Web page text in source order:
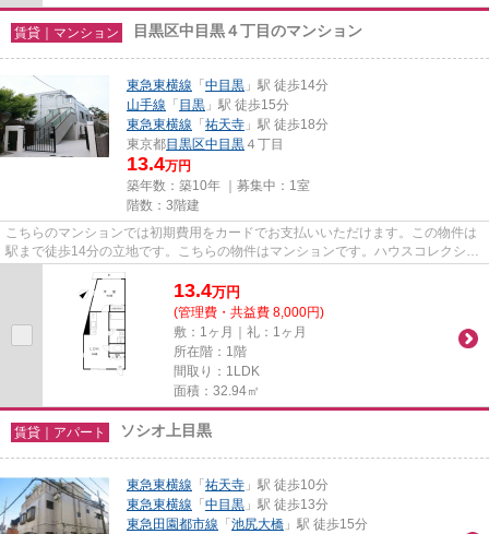
賃貸｜マンション 目黒区中目黒４丁目のマンション
東急東横線 「中目黒 」駅 徒歩14分
山手線 「目黒 」駅 徒歩15分
東急東横線 「祐天寺 」駅 徒歩18分
東京都目黒区中目黒 ４丁目
13.4万円
築年数：築10年 ｜募集中： 1室
階数：3階建
こちらのマンションでは初期費用をカードでお支払いいただけます。この物件は
駅まで徒歩14分の立地です。こちらの物件はマンションです。ハウスコレクショ
ンの紹介している物件が気に...
13.4万円
(管理費・共益費 8,000円)
敷：1ヶ月｜礼：1ヶ月
所在階：1階
間取り：1LDK
面積：32.94㎡
賃貸｜アパート ソシオ上目黒
東急東横線 「祐天寺 」駅 徒歩10分
東急東横線 「中目黒 」駅 徒歩13分
東急田園都市線 「池尻大橋 」駅 徒歩15分